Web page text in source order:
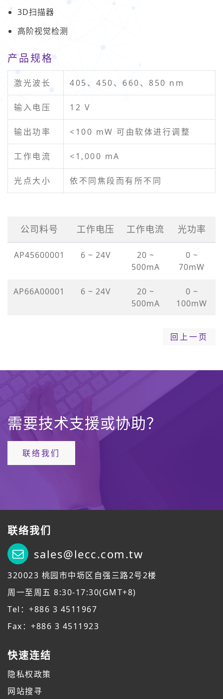
3D扫描器
高阶视觉检测
产品规格
激光波长 405、450、660、850 nm
输入电压 12 V
输出功率 <100 mW 可由软体进行调整
工作电流 <1,000 mA
光点大小 依不同焦段而有所不同
公司料号 工作电压 工作电流 光功率
AP45600001 6 ~ 24V
20 ~
500mA
0 ~
70mW
AP66A00001 6 ~ 24V
20 ~
500mA
0 ~
100mW
回上一页
需要技术支援或协助？
联络我们
联络我们
sales@lecc.com.tw
320023 桃园市中坜区自强三路2号2楼
周一至周五 8:30-17:30(GMT+8)
Tel：+886 3 4511967
Fax：+886 3 4511923
快速连结
隐私权政策
网站搜寻